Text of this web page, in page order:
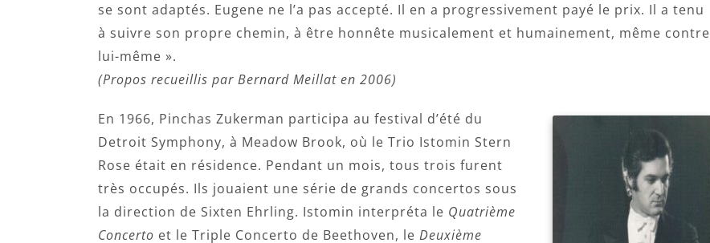
se sont adaptés. Eugene ne l’a pas accepté. Il en a progressivement payé le prix. Il a tenu
à suivre son propre chemin, à être honnête musicalement et humainement, même contre
lui-même ».
(Propos recueillis par Bernard Meillat en 2006)
En 1966, Pinchas Zukerman participa au festival d’été du
Detroit Symphony, à Meadow Brook, où le Trio Istomin Stern
Rose était en résidence. Pendant un mois, tous trois furent
très occupés. Ils jouaient une série de grands concertos sous
la direction de Sixten Ehrling. Istomin interpréta le Quatrième
Concerto et le Triple Concerto de Beethoven, le Deuxième